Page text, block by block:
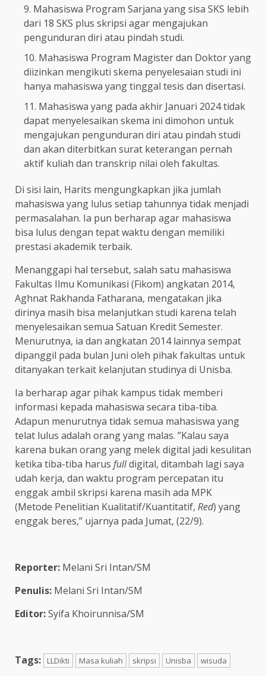
Mahasiswa Program Sarjana yang sisa SKS lebih
dari 18 SKS plus skripsi agar mengajukan
pengunduran diri atau pindah studi.
Mahasiswa Program Magister dan Doktor yang
diizinkan mengikuti skema penyelesaian studi ini
hanya mahasiswa yang tinggal tesis dan disertasi.
Mahasiswa yang pada akhir Januari 2024 tidak
dapat menyelesaikan skema ini dimohon untuk
mengajukan pengunduran diri atau pindah studi
dan akan diterbitkan surat keterangan pernah
aktif kuliah dan transkrip nilai oleh fakultas.
Di sisi lain, Harits mengungkapkan jika jumlah
mahasiswa yang lulus setiap tahunnya tidak menjadi
permasalahan. Ia pun berharap agar mahasiswa
bisa lulus dengan tepat waktu dengan memiliki
prestasi akademik terbaik.
Menanggapi hal tersebut, salah satu mahasiswa
Fakultas Ilmu Komunikasi (Fikom) angkatan 2014,
Aghnat Rakhanda Fatharana, mengatakan jika
dirinya masih bisa melanjutkan studi karena telah
menyelesaikan semua Satuan Kredit Semester.
Menurutnya, ia dan angkatan 2014 lainnya sempat
dipanggil pada bulan Juni oleh pihak fakultas untuk
ditanyakan terkait kelanjutan studinya di Unisba.
Ia berharap agar pihak kampus tidak memberi
informasi kepada mahasiswa secara tiba-tiba.
Adapun menurutnya tidak semua mahasiswa yang
telat lulus adalah orang yang malas. ”Kalau saya
karena bukan orang yang melek digital jadi kesulitan
ketika tiba-tiba harus fulldigital, ditambah lagi saya
udah kerja, dan waktu program percepatan itu
enggak ambil skripsi karena masih ada MPK
(Metode Penelitian Kualitatif/Kuantitatif, Red) yang
enggak beres,” ujarnya pada Jumat, (22/9).
Reporter: Melani Sri Intan/SM
Penulis: Melani Sri Intan/SM
Editor:Syifa Khoirunnisa/SM
Tags: LLDikti Masa kuliah skripsi Unisba wisuda